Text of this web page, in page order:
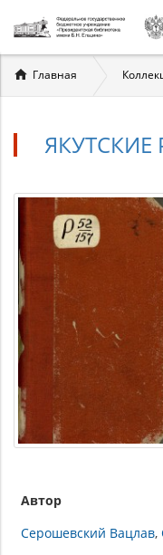
Вы
здесь
Главная
ЯКУТСКИЕ
Автор
Серошевский Вацлав